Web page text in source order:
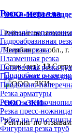
Резка металла
Газовая/
Гидроабразивная
Лазерная резка
Плазменная резка
Поперечная резка
Продольная резка
Продольно-
Резка арматуры
Резка на
Резка пресс-
Рубка на
Фигурная резка труб
ООО
Рейтинг по
Челябинская обл.,
Стаж (лет):13
Подробнее о
ООО «ЗКИ»
Рейтинг по